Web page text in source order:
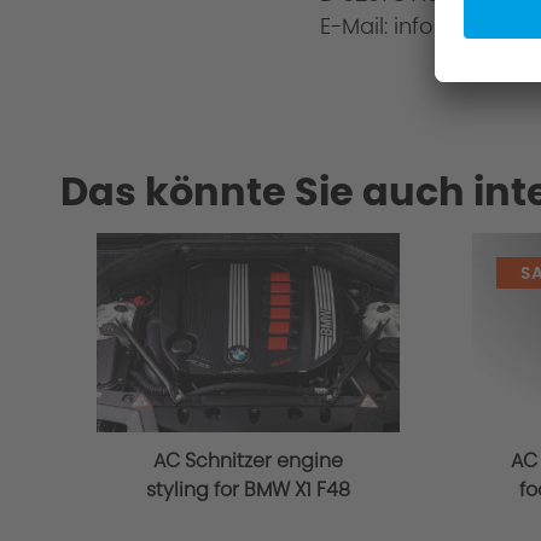
E-Mail: info@ac-
Das könnte Sie auch
AC Schnitzer engine
styling for BMW X1 F48